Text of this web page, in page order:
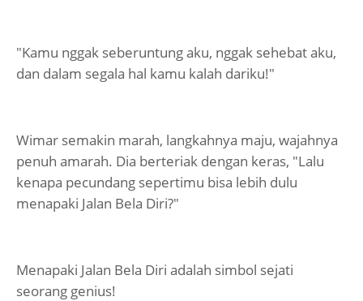
"Kamu nggak seberuntung aku, nggak sehebat aku,
dan dalam segala hal kamu kalah dariku!"
Wimar semakin marah, langkahnya maju, wajahnya
penuh amarah. Dia berteriak dengan keras, "Lalu
kenapa pecundang sepertimu bisa lebih dulu
menapaki Jalan Bela Diri?"
Menapaki Jalan Bela Diri adalah simbol sejati
seorang genius!